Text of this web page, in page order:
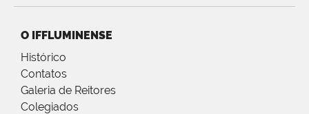
O IFFLUMINENSE
Histórico
Contatos
Galeria de Reitores
Colegiados